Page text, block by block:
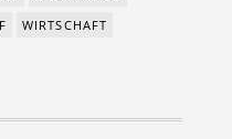
WIRTSCHAFT